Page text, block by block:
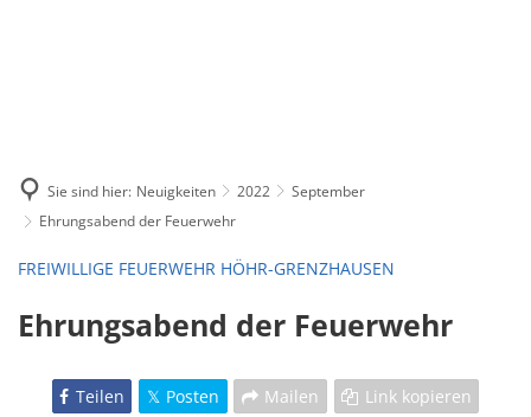
Sie sind hier: Neuigkeiten 2022
September
Ehrungsabend der Feuerwehr
FREIWILLIGE FEUERWEHR HÖHR-GRENZHAUSEN
Ehrungsabend der Feuerwehr
Teilen Posten Mailen Link kopieren